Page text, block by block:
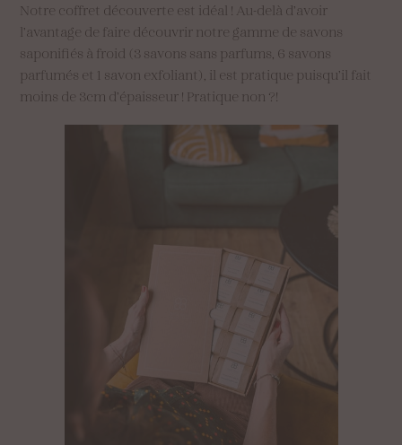
Notre coffret découverte est idéal ! Au-delà d’avoir
l’avantage de faire découvrir notre gamme de savons
saponifiés à froid (3 savons sans parfums, 6 savons
parfumés et 1 savon exfoliant), il est pratique puisqu’il fait
moins de 3cm d’épaisseur ! Pratique non ?!